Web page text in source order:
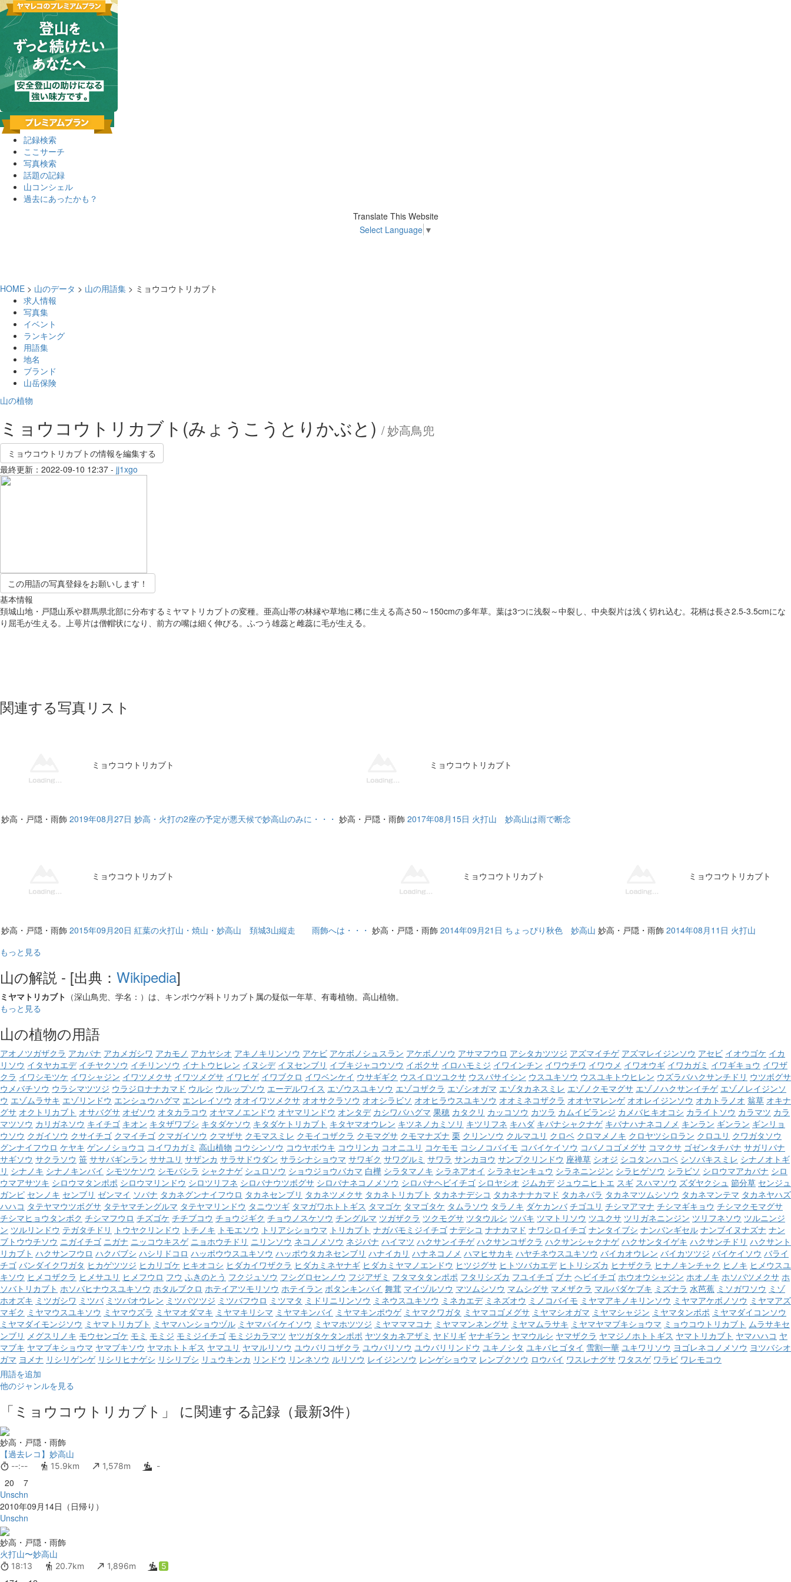
記録検索
ここサーチ
写真検索
話題の記録
山コンシェル
過去にあったかも？
Translate This Website
Select Language ▼
HOME > 山のデータ > 山の用語集 > ミョウコウトリカブト
求人情報
写真集
イベント
ランキング
用語集
地名
ブランド
山岳保険
山の植物
ミョウコウトリカブト(みょうこうとりかぶと) / 妙高鳥兜
ミョウコウトリカブトの情報を編集する
最終更新：2022-09-10 12:37 - jj1xgo
この用語の写真登録をお願いします！
基本情報
頚城山地・戸隠山系や群馬県北部に分布するミヤマトリカブトの変種。亜高山帯の林縁や草地に稀に生える高さ50～150cmの多年草。葉は3つに浅裂～中裂し、中央裂片は浅く切れ込む。花柄は長さ2.5-3.5cmにな
り屈毛が生える。上萼片は僧帽状になり、前方の嘴は細く伸びる。ふつう雄蕊と雌蕊に毛が生える。
関連する写真リスト
ミョウコウトリカブト
妙高・戸隠・雨飾 2019年08月27日 妙高・火打の2座の予定が悪天候で妙高山のみに・・・
ミョウコウトリカブト
妙高・戸隠・雨飾 2017年08月15日 火打山 妙高山は雨で断念
ミョウコウトリカブト
妙高・戸隠・雨飾 2015年09月20日 紅葉の火打山・焼山・妙高山 頚城3山縦走 雨飾へは・・・
ミョウコウトリカブト
妙高・戸隠・雨飾 2014年09月21日 ちょっぴり秋色 妙高山
ミョウコウトリカブト
妙高・戸隠・雨飾 2014年08月11日 火打山
もっと見る
山の解説 - [出典： Wikipedia]
ミヤマトリカブト （深山鳥兜、学名：）は、キンポウゲ科トリカブト属の疑似一年草、有毒植物。高山植物。
もっと見る
山の植物の用語
アオノツガザクラ アカバナ アカメガシワ アカモノ アカヤシオ アキノキリンソウ アケビ アケボノシュスラン アケボノソウ アサマフウロ アシタカツツジ アズマイチゲ アズマレイジンソウ アセビ イオウゴケ イカ
リソウ イタヤカエデ イチヤクソウ イチリンソウ イナトウヒレン イヌシデ イヌセンブリ イブキジャコウソウ イボクサ イロハモミジ イワインチン イワウチワ イワウメ イワオウギ イワカガミ イワギキョウ イワザ
クラ イワシモツケ イワシャジン イワツメクサ イワツメグサ イワヒゲ イワブクロ イワベンケイ ウサギギク ウスイロツユクサ ウスバサイシン ウスユキソウ ウスユキトウヒレン ウズラバハクサンチドリ ウツボグサ
ウメバチソウ ウラシマツツジ ウラジロナナカマド ウルシ ウルップソウ エーデルワイス エゾウスユキソウ エゾコザクラ エゾシオガマ エゾタカネスミレ エゾノクモマグサ エゾノハクサンイチゲ エゾノレイジンソ
ウ エゾムラサキ エゾリンドウ エンシュウハグマ エンレイソウ オオイワツメクサ オオサクラソウ オオシラビソ オオヒラウスユキソウ オオミネコザクラ オオヤマレンゲ オオレイジンソウ オカトラノオ 翁草 オキナ
グサ オクトリカブト オサバグサ オゼソウ オタカラコウ オヤマノエンドウ オヤマリンドウ オンタデ カシワバハグマ 果穂 カタクリ カッコソウ カツラ カムイビランジ カメバヒキオコシ カライトソウ カラマツ カラ
マツソウ カリガネソウ キイチゴ キオン キタザワブシ キタダケソウ キタダケトリカブト キタヤマオウレン キツネノカミソリ キツリフネ キハダ キバナシャクナゲ キバナハナネコノメ キンラン ギンラン ギンリョ
ウソウ クガイソウ クサイチゴ クマイチゴ クマガイソウ クマザサ クモマスミレ クモイコザクラ クモマグサ クモマナズナ 栗 クリンソウ クルマユリ クロベ クロマメノキ クロヤツシロラン クロユリ クワガタソウ
グンナイフウロ ケヤキ ゲンノショウコ コイワカガミ 高山植物 コウシンソウ コウヤボウキ コウリンカ コオニユリ コケモモ コシノコバイモ コバイケイソウ コバノコゴメグサ コマクサ ゴゼンタチバナ サガリバナ
サギソウ サクラソウ 笹 ササバギンラン ササユリ サザンカ サラサドウダン サラシナショウマ サワギク サワグルミ サワラ サンカヨウ サンプクリンドウ 座禅草 シオジ シコタンハコベ シソバキスミレ シナノオトギ
リ シナノキ シナノキンバイ シモツケソウ シモバシラ シャクナゲ シュロソウ ショウジョウバカマ 白樺 シラタマノキ シラネアオイ シラネセンキュウ シラネニンジン シラヒゲソウ シラビソ シロウマアカバナ シロ
ウマアサツキ シロウマタンポポ シロウマリンドウ シロツリフネ シロバナウツボグサ シロバナネコノメソウ シロバナヘビイチゴ シロヤシオ ジムカデ ジュウニヒトエ スギ スハマソウ ズダヤクシュ 節分草 センジュ
ガンピ センノキ センブリ ゼンマイ ソバナ タカネグンナイフウロ タカネセンブリ タカネツメクサ タカネトリカブト タカネナデシコ タカネナナカマド タカネバラ タカネマツムシソウ タカネマンテマ タカネヤハズ
ハハコ タテヤマウツボグサ タテヤマチングルマ タテヤマリンドウ タニウツギ タマガワホトトギス タマゴケ タマゴタケ タムラソウ タラノキ ダケカンバ チゴユリ チシマアマナ チシマギキョウ チシマクモマグサ
チシマヒョウタンボク チシマフウロ チズゴケ チチブコウ チョウジギク チョウノスケソウ チングルマ ツガザクラ ツクモグサ ツタウルシ ツバキ ツマトリソウ ツユクサ ツリガネニンジン ツリフネソウ ツルニンジ
ン ツルリンドウ テガタチドリ トウヤクリンドウ トチノキ トモエソウ トリアシショウマ トリカブト ナガバモミジイチゴ ナデシコ ナナカマド ナワシロイチゴ ナンタイブシ ナンバンギセル ナンブイヌナズナ ナン
ブトウウチソウ ニガイチゴ ニガナ ニッコウキスゲ ニョホウチドリ ニリンソウ ネコノメソウ ネジバナ ハイマツ ハクサンイチゲ ハクサンコザクラ ハクサンシャクナゲ ハクサンタイゲキ ハクサンチドリ ハクサント
リカブト ハクサンフウロ ハクバブシ ハシリドコロ ハッポウウスユキソウ ハッポウタカネセンブリ ハナイカリ ハナネコノメ ハマヒサカキ ハヤチネウスユキソウ バイカオウレン バイカツツジ バイケイソウ バライ
チゴ バンダイクワガタ ヒカゲツツジ ヒカリゴケ ヒキオコシ ヒダカイワザクラ ヒダカミネヤナギ ヒダカミヤマノエンドウ ヒツジグサ ヒトツバカエデ ヒトリシズカ ヒナザクラ ヒナノキンチャク ヒノキ ヒメウスユ
キソウ ヒメコザクラ ヒメサユリ ヒメフウロ フウ ふきのとう フクジュソウ フシグロセンノウ フジアザミ フタマタタンポポ フタリシズカ フユイチゴ ブナ ヘビイチゴ ホウオウシャジン ホオノキ ホソバツメクサ ホ
ソバトリカブト ホソバヒナウスユキソウ ホタルブクロ ホテイアツモリソウ ホテイラン ボタンキンバイ 舞茸 マイヅルソウ マツムシソウ マムシグサ マメザクラ マルバダケブキ ミズナラ 水芭蕉 ミソガワソウ ミゾ
ホオズキ ミツガシワ ミツバ ミツバオウレン ミツバツツジ ミツバフウロ ミツマタ ミドリニリンソウ ミネウスユキソウ ミネカエデ ミネズオウ ミノコバイモ ミヤマアキノキリンソウ ミヤマアケボノソウ ミヤマアズ
マギク ミヤマウスユキソウ ミヤマウズラ ミヤマオダマキ ミヤマキリシマ ミヤマキンバイ ミヤマキンポウゲ ミヤマクワガタ ミヤマコゴメグサ ミヤマシオガマ ミヤマシャジン ミヤマタンポポ ミヤマダイコンソウ
ミヤマダイモンジソウ ミヤマトリカブト ミヤマハンショウヅル ミヤマバイケイソウ ミヤマホツツジ ミヤマママコナ ミヤママンネングサ ミヤマムラサキ ミヤマヤマブキショウマ ミョウコウトリカブト ムラサキセ
ンブリ メグスリノキ モウセンゴケ モミ モミジ モミジイチゴ モミジカラマツ ヤツガタケタンポポ ヤツタカネアザミ ヤドリギ ヤナギラン ヤマウルシ ヤマザクラ ヤマジノホトトギス ヤマトリカブト ヤマハハコ ヤ
マブキ ヤマブキショウマ ヤマブキソウ ヤマホトトギス ヤマユリ ヤマルリソウ ユウバリコザクラ ユウバリソウ ユウバリリンドウ ユキノシタ ユキバヒゴタイ 雪割一華 ユキワリソウ ヨゴレネコノメソウ ヨツバシオ
ガマ ヨメナ リシリゲンゲ リシリヒナゲシ リシリブシ リュウキンカ リンドウ リンネソウ ルリソウ レイジンソウ レンゲショウマ レンプクソウ ロウバイ ワスレナグサ ワタスゲ ワラビ ワレモコウ
用語を追加
他のジャンルを見る
「ミョウコウトリカブト」 に関連する記録（最新3件）
妙高・戸隠・雨飾
【過去レコ】妙高山
--:-- 15.9km 1,578m -
20
7
Unschn
2010年09月14日（日帰り）
Unschn
妙高・戸隠・雨飾
火打山〜妙高山
18:13 20.7km 1,896m 5